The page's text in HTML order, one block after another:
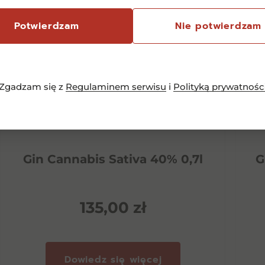
Potwierdzam Nie potwierdzam
się z Regulaminem serwisu i Polityką
Gin Cannabis Sativa 40% 0,7l
135,00 zł
Dowiedz się więcej